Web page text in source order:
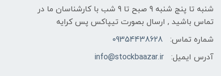
شنبه تا پنج شنبه 9 صبح تا 9 شب با کارشناسان ما در
تماس باشید , ارسال بصورت تیپاکس پس کرایه
شماره تماس:
09354438628
آدرس ایمیل:
info@stockbaazar.ir